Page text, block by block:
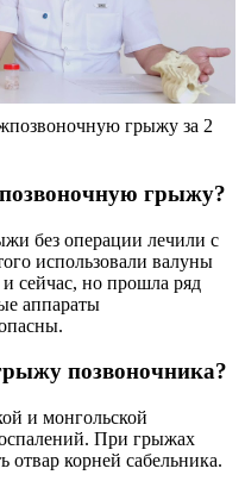
грыжу за 2
грыжу?
без операции лечили с
использовали валуны
сейчас, но прошла ряд
аппараты
позвоночника?
и монгольской
При грыжах
отвар корней сабельника.